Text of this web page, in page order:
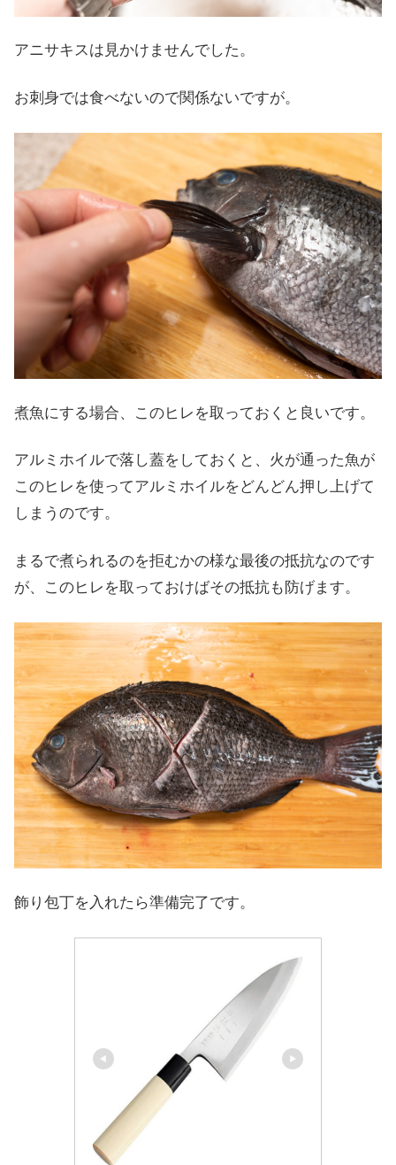
アニサキスは見かけませんでした。
お刺身では食べないので関係ないですが。
煮魚にする場合、このヒレを取っておくと良いです。
アルミホイルで落し蓋をしておくと、火が通った魚が
このヒレを使ってアルミホイルをどんどん押し上げて
しまうのです。
まるで煮られるのを拒むかの様な最後の抵抗なのです
が、このヒレを取っておけばその抵抗も防げます。
飾り包丁を入れたら準備完了です。